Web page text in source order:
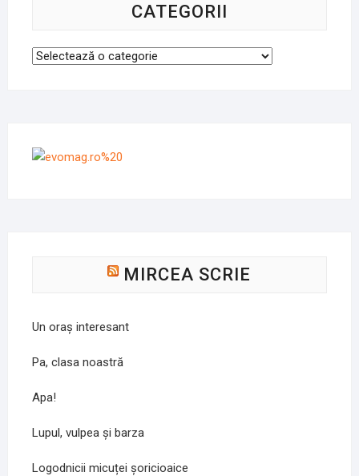
CATEGORII
Categorii
MIRCEA SCRIE
Un oraș interesant
Pa, clasa noastră
Apa!
Lupul, vulpea și barza
Logodnicii micuței șoricioaice